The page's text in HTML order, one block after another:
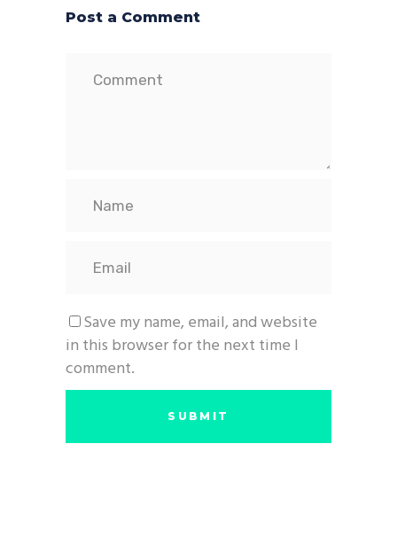
Post a Comment
Save my name, email, and website
in this browser for the next time I
comment.